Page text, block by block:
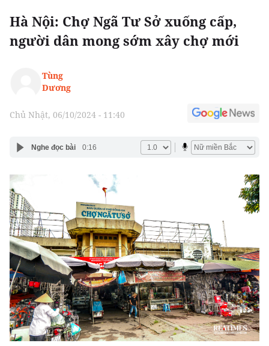
Hà Nội: Chợ Ngã Tư Sở xuống cấp,
người dân mong sớm xây chợ mới
Tùng
Dương
Chủ Nhật, 06/10/2024 - 11:40
Nghe đọc bài 0:16